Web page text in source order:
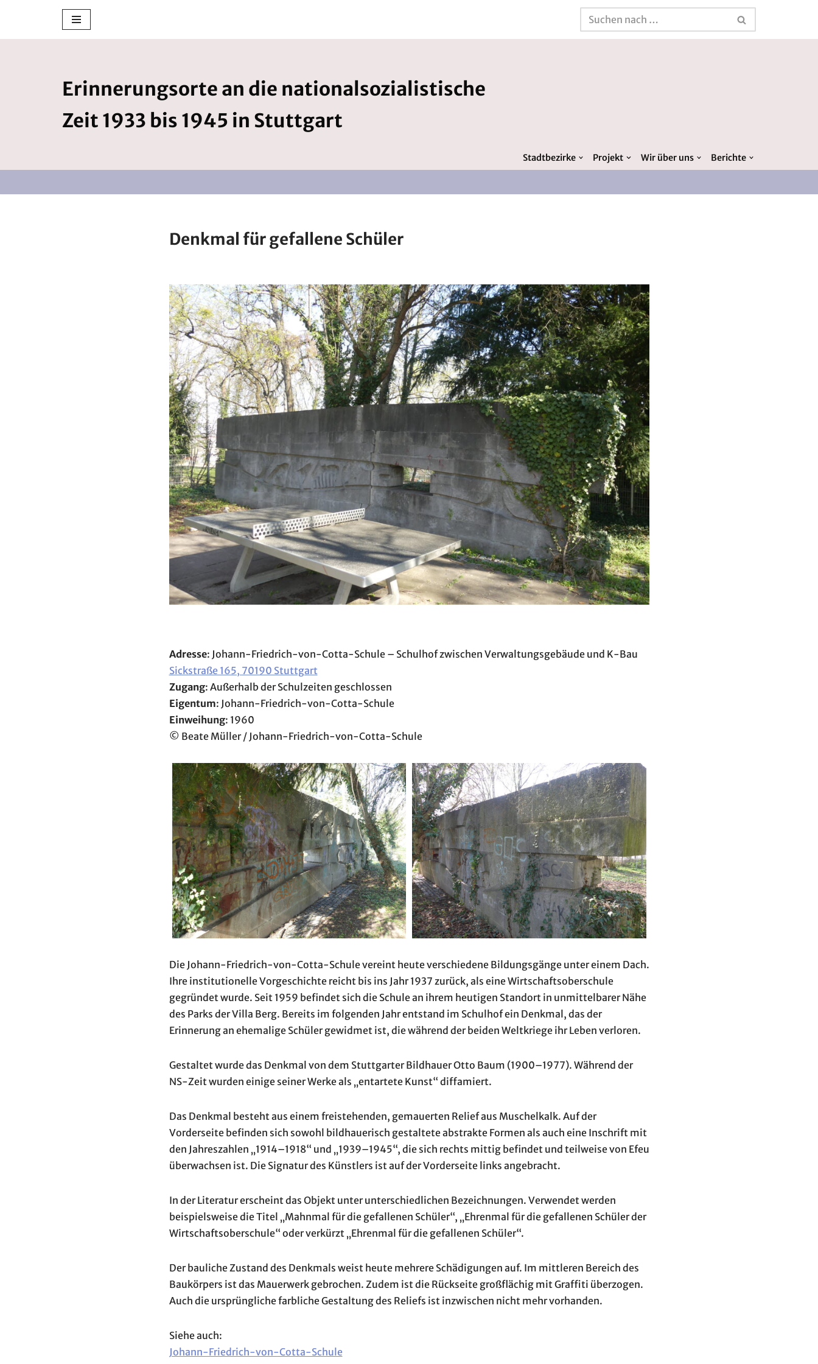
Erinnerungsorte an die nationalsozialistische
Zeit 1933 bis 1945 in Stuttgart
Stadtbezirke Projekt Wir über uns Berichte
Denkmal für gefallene Schüler
Adresse: Johann-Friedrich-von-Cotta-Schule – Schulhof zwischen Verwaltungsgebäude und K-Bau
Sickstraße 165, 70190 Stuttgart
Zugang: Außerhalb der Schulzeiten geschlossen
Eigentum: Johann-Friedrich-von-Cotta-Schule
Einweihung: 1960
© Beate Müller / Johann-Friedrich-von-Cotta-Schule
Die Johann-Friedrich-von-Cotta-Schule vereint heute verschiedene Bildungsgänge unter einem Dach.
Ihre institutionelle Vorgeschichte reicht bis ins Jahr 1937 zurück, als eine Wirtschaftsoberschule
gegründet wurde. Seit 1959 befindet sich die Schule an ihrem heutigen Standort in unmittelbarer Nähe
des Parks der Villa Berg. Bereits im folgenden Jahr entstand im Schulhof ein Denkmal, das der
Erinnerung an ehemalige Schüler gewidmet ist, die während der beiden Weltkriege ihr Leben verloren.
Gestaltet wurde das Denkmal von dem Stuttgarter Bildhauer Otto Baum (1900–1977). Während der
NS-Zeit wurden einige seiner Werke als „entartete Kunst“ diffamiert.
Das Denkmal besteht aus einem freistehenden, gemauerten Relief aus Muschelkalk. Auf der
Vorderseite befinden sich sowohl bildhauerisch gestaltete abstrakte Formen als auch eine Inschrift mit
den Jahreszahlen „1914–1918“ und „1939–1945“, die sich rechts mittig befindet und teilweise von Efeu
überwachsen ist. Die Signatur des Künstlers ist auf der Vorderseite links angebracht.
In der Literatur erscheint das Objekt unter unterschiedlichen Bezeichnungen. Verwendet werden
beispielsweise die Titel „Mahnmal für die gefallenen Schüler“, „Ehrenmal für die gefallenen Schüler der
Wirtschaftsoberschule“ oder verkürzt „Ehrenmal für die gefallenen Schüler“.
Der bauliche Zustand des Denkmals weist heute mehrere Schädigungen auf. Im mittleren Bereich des
Baukörpers ist das Mauerwerk gebrochen. Zudem ist die Rückseite großflächig mit Graffiti überzogen.
Auch die ursprüngliche farbliche Gestaltung des Reliefs ist inzwischen nicht mehr vorhanden.
Siehe auch:
Johann-Friedrich-von-Cotta-Schule